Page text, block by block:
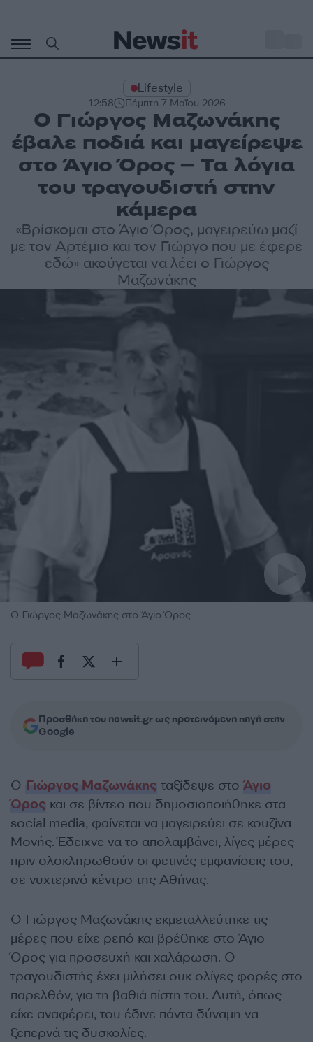
περιεχόμενο
Lifestyle
12:58 Πέμπτη 7 Μαΐου 2026
Ο Γιώργος Μαζωνάκης
έβαλε ποδιά και μαγείρεψε
στο Άγιο Όρος – Τα λόγια
του τραγουδιστή στην
κάμερα
«Βρίσκομαι στο Άγιο Όρος, μαγειρεύω μαζί
με τον Αρτέμιο και τον Γιώργο που με έφερε
εδώ» ακούγεται να λέει ο Γιώργος
Μαζωνάκης
Ο Γιώργος Μαζωνάκης στο Άγιο Όρος
Προσθήκη του newsit.gr ως προτεινόμενη πηγή στην
Google
Ο Γιώργος Μαζωνάκης ταξίδεψε στο Άγιο
Όρος και σε βίντεο που δημοσιοποιήθηκε στα
social media, φαίνεται να μαγειρεύει σε κουζίνα
Μονής. Έδειχνε να το απολαμβάνει, λίγες μέρες
πριν ολοκληρωθούν οι φετινές εμφανίσεις του,
σε νυχτερινό κέντρο της Αθήνας.
Ο Γιώργος Μαζωνάκης εκμεταλλεύτηκε τις
μέρες που είχε ρεπό και βρέθηκε στο Άγιο
Όρος για προσευχή και χαλάρωση. Ο
τραγουδιστής έχει μιλήσει ουκ ολίγες φορές στο
παρελθόν, για τη βαθιά πίστη του. Αυτή, όπως
είχε αναφέρει, του έδινε πάντα δύναμη να
ξεπερνά τις δυσκολίες.